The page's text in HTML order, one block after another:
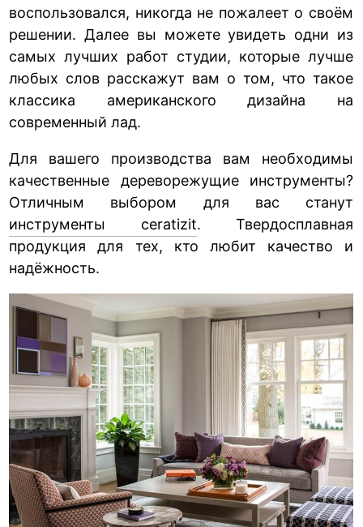
воспользовался, никогда не пожалеет о своём
решении. Далее вы можете увидеть одни из
самых лучших работ студии, которые лучше
любых слов расскажут вам о том, что такое
классика американского дизайна на
современный лад.
Для вашего производства вам необходимы
качественные дереворежущие инструменты?
Отличным выбором для вас станут
инструменты ceratizit. Твердосплавная
продукция для тех, кто любит качество и
надёжность.